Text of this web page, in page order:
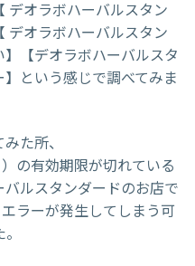
デオラボハーバルスタン
オラボハーバルスタン
【デオラボハーバルスタ
という感じで調べてみま
た所、
の有効期限が切れている
ルスタンダードのお店で
ラーが発生してしまう可